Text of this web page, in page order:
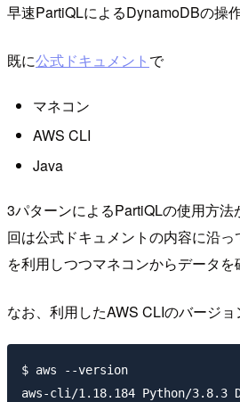
早速PartiQLによるDynamoDBの操
既に公式ドキュメント で
マネコン
AWS CLI
Java
3パターンによるPartiQLの使用方
回は公式ドキュメントの内容に沿
を利用しつつマネコンからデータを
なお、利用したAWS CLIのバージョ
$ aws --version